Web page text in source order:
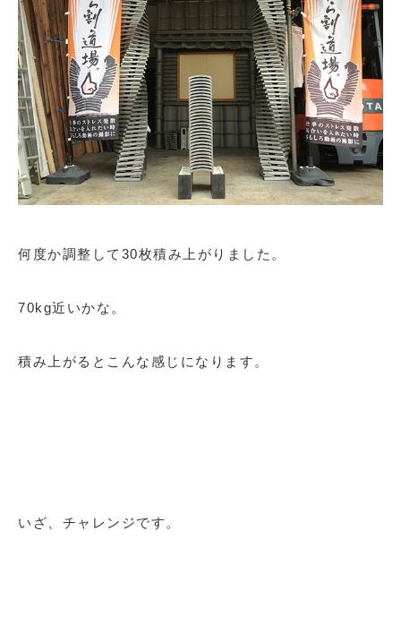
何度か調整して30枚積み上がりました。
70kg近いかな。
積み上がるとこんな感じになります。
いざ、チャレンジです。